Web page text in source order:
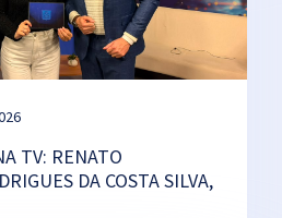
TV: RENATO
DA COSTA SILVA,